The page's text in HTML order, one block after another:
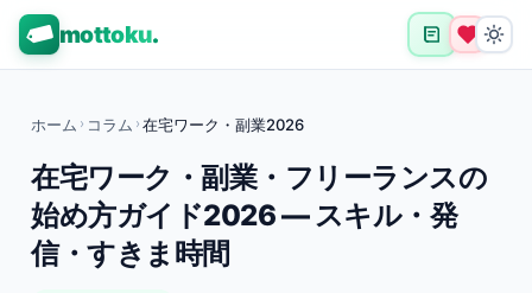
mottoku.
ホーム › コラム › 在宅ワーク・副業2026
在宅ワーク・副業・フリーランスの
始め方ガイド2026 — スキル・発
信・すきま時間